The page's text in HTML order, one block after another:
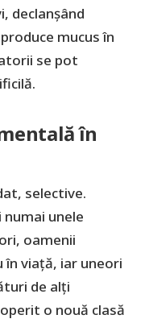
declanșând
mucus în
se pot
în
selective.
numai unele
oamenii
viață, iar uneori
de alți
o nouă clasă